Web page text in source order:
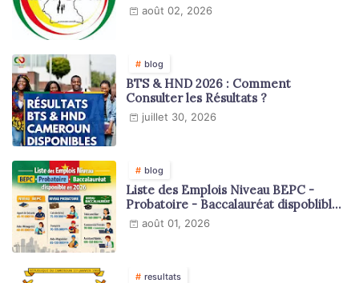
août 02, 2026
blog
BTS & HND 2026 : Comment
Consulter les Résultats ?
juillet 30, 2026
blog
Liste des Emplois Niveau BEPC -
Probatoire - Baccalauréat dispoblible
en 2026
août 01, 2026
resultats